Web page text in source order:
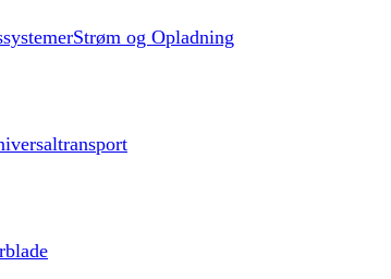
Strøm og Opladning